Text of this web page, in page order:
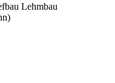
Lehmbau